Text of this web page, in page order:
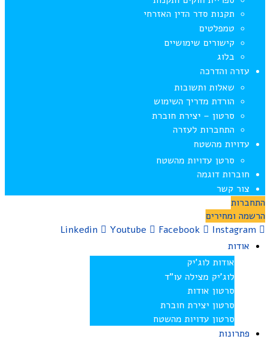
תקנות סדר הדין האזרחי
טמפלטים
קישורים שימושיים
בלוג
עזרה והדרכה
שאלות ותשובות
הורדת מדריך השימוש
סרטון – יצירת חוברת
התחברות לעזרה
עדויות מהשטח
סרטן עדויות מהשטח
חוברות דוגמה
צור קשר
התחברות
הרשמה ומחירים
Linkedin
Youtube Facebook
Instagram
אודות
אודות לוג’יק
לוג’יק מצילה עו”ד
סרטון אודות
סרטון יצירת חוברת
סרטון עדויות מהשטח
פתרונות